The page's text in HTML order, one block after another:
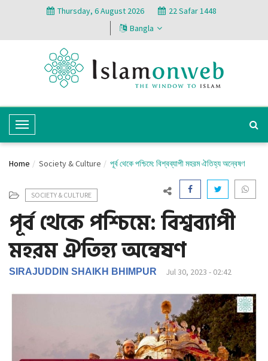
Thursday, 6 August 2026
22 Safar 1448
Bangla
T
o
g
e
N
a
v
i
g
Home Society & Culture পূর্ব থেকে পশ্চিমে: বিশ্বব্যাপী মহরম ঐতিহ্য অন্বেষণ
SOCIETY & CULTURE
পূর্ব থেকে পশ্চিমে: বিশ্বব্যাপী
মহরম ঐতিহ্য অন্বেষণ
SIRAJUDDIN SHAIKH BHIMPUR Jul 30, 2023 - 02:42